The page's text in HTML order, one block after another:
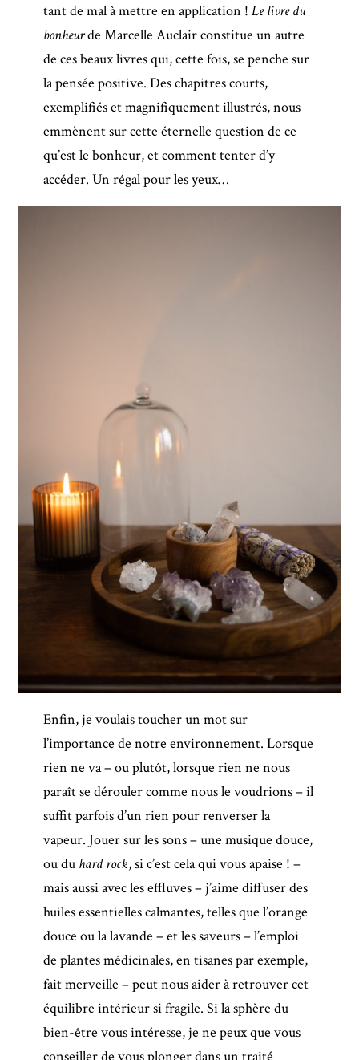
tant de mal à mettre en application !Le livre du
bonheurde Marcelle Auclair constitue un autre
de ces beaux livres qui, cette fois, se penche sur
la pensée positive. Des chapitres courts,
exemplifiés et magnifiquement illustrés, nous
emmènent sur cette éternelle question de ce
qu’est le bonheur, et comment tenter d’y
accéder. Un régal pour les yeux…
Enfin, je voulais toucher un mot sur
l’importance de notre environnement. Lorsque
rien ne va – ou plutôt, lorsque rien ne nous
paraît se dérouler comme nous le voudrions – il
suffit parfois d’un rien pour renverser la
vapeur. Jouer sur les sons – une musique douce,
ou du hard rock, si c’est cela qui vous apaise ! –
mais aussi avec les effluves – j’aime diffuser des
huiles essentielles calmantes, telles que l’orange
douce ou la lavande – et les saveurs – l’emploi
de plantes médicinales, en tisanes par exemple,
fait merveille – peut nous aider à retrouver cet
équilibre intérieur si fragile. Si la sphère du
bien-être vous intéresse, je ne peux que vous
conseiller de vous plonger dans un traité